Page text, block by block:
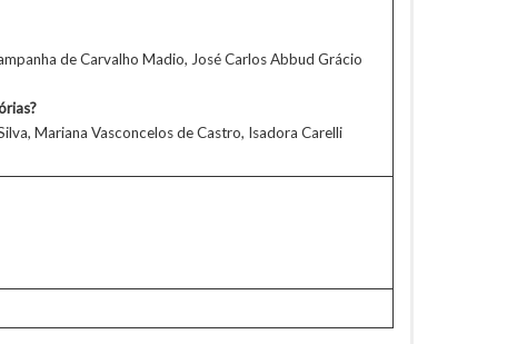
de Carvalho Madio, José Carlos Abbud Grácio
Mariana Vasconcelos de Castro, Isadora Carelli